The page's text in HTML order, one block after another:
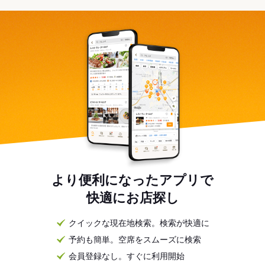
より便利になったアプリで
快適にお店探し
クイックな現在地検索。検索が快適に
予約も簡単。空席をスムーズに検索
会員登録なし。すぐに利用開始